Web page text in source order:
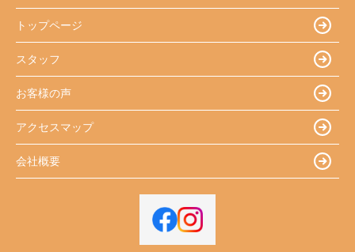
トップページ
スタッフ
お客様の声
アクセスマップ
会社概要